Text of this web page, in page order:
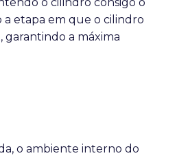
etapa em que o cilindro
garantindo a máxima
o ambiente interno do